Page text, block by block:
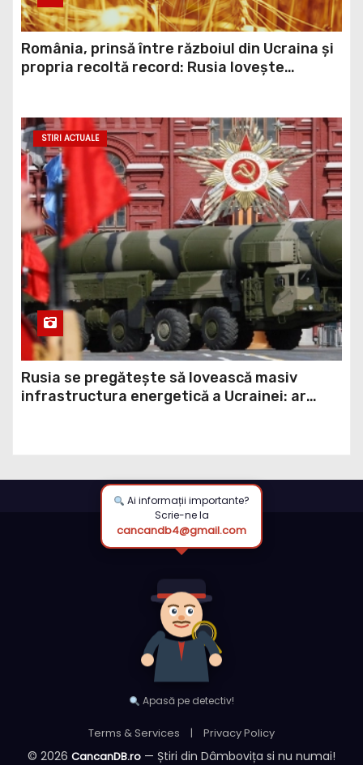
România, prinsă între războiul din Ucraina și
propria recoltă record: Rusia lovește
exportul cerealelor
STIRI ACTUALE
Rusia se pregătește să lovească masiv
infrastructura energetică a Ucrainei: ar
Ai informații importante?
Scrie-ne la
cancandb4@gmail.com
Apasă pe detectiv!
Terms & Services | Privacy Policy
© 2026 CancanDB.ro — Știri din Dâmbovița si nu numai!